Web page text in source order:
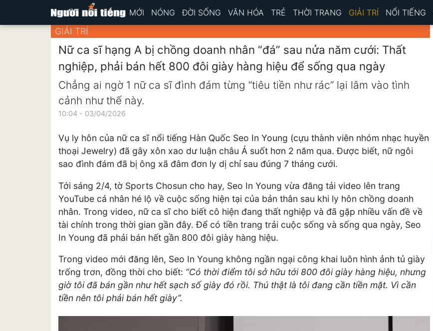
MỚI NÓNG ĐỜI SỐNG VĂN HÓA TRẺ THỜI TRANG GIẢI TRÍ NỔI TIẾNG
GIẢI TRÍ
Nữ ca sĩ hạng A bị chồng doanh nhân “đá” sau nửa năm cưới: Thất
nghiệp, phải bán hết 800 đôi giày hàng hiệu để sống qua ngày
Chẳng ai ngờ 1 nữ ca sĩ đình đám từng “tiêu tiền như rác” lại lâm vào tình
cảnh như thế này.
10:04 - 03/04/2026
Vụ ly hôn của nữ ca sĩ nổi tiếng Hàn Quốc Seo In Young (cựu thành viên nhóm nhạc huyền
thoại Jewelry) đã gây xôn xao dư luận châu Á suốt hơn 2 năm qua. Được biết, nữ ngôi
sao đình đám đã bị ông xã đâm đơn ly dị chỉ sau đúng 7 tháng cưới.
Tới sáng 2/4, tờ Sports Chosun cho hay, Seo In Young vừa đăng tải video lên trang
YouTube cá nhân hé lộ về cuộc sống hiện tại của bản thân sau khi ly hôn chồng doanh
nhân. Trong video, nữ ca sĩ cho biết cô hiện đang thất nghiệp và đã gặp nhiều vấn đề về
tài chính trong thời gian gần đây. Để có tiền trang trải cuộc sống và sống qua ngày, Seo
In Young đã phải bán hết gần 800 đôi giày hàng hiệu.
Trong video mới đăng lên, Seo In Young không ngần ngại công khai luôn hình ảnh tủ giày
trống trơn, đồng thời cho biết: “Có thời điểm tôi sở hữu tới 800 đôi giày hàng hiệu, nhưng
giờ tôi đã bán gần như hết sạch số giày đó rồi. Thú thật là tôi đang cần tiền mặt. Vì cần
tiền nên tôi phải bán hết giày”.